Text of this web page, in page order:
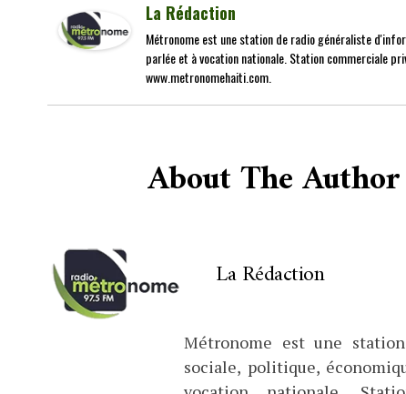
La Rédaction
Métronome est une station de radio généraliste
parlée et à vocation nationale. Station commerciale
www.metronomehaiti.com.
About The Author
La Rédaction
Métronome est une
sociale, politique,